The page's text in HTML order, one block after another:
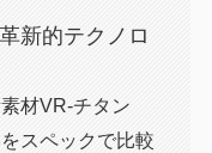
新的テクノロ
材VR-チタン
スペックで比較